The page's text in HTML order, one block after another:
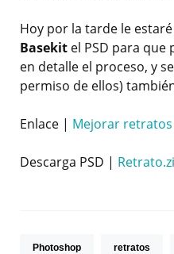
Hoy por la tarde le
Basekit el PSD para que
en detalle el proceso, y
permiso de ellos)
Enlace | Mejorar
Descarga PSD |
Photoshop retratos